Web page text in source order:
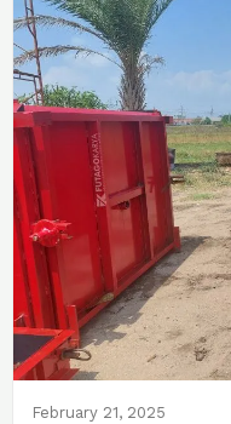
February 21, 2025